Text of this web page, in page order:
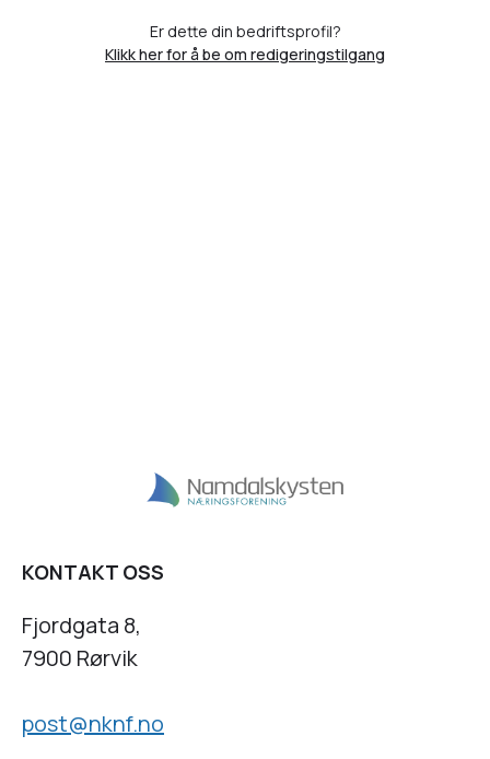
Er dette din bedriftsprofil?
Klikk her for å be om redigeringstilgang
KONTAKT OSS
Fjordgata 8,
7900 Rørvik
post@nknf.no